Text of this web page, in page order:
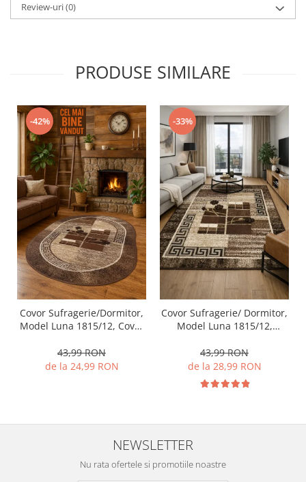
Review-uri(0)
PRODUSE SIMILARE
-42%
Covor Sufragerie/Dormitor,
Model Luna 1815/12, Covor
43,99 RON
de la 24,99 RON
-33%
Covor Sufragerie/ Dormitor,
Model Luna 1815/12,
43,99 RON
de la 28,99 RON
NEWSLETTER
Nu rata ofertele si promotiile noastre